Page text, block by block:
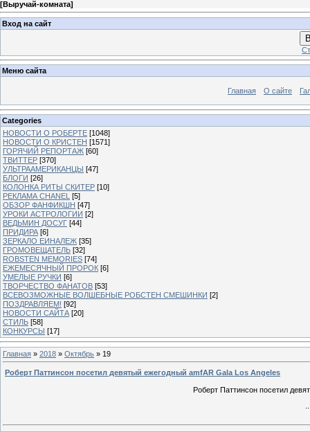
[Выручай-комната]
Вход на сайт
Меню сайта
Главная О сайте
Categories
НОВОСТИ О РОБЕРТЕ [1048]
НОВОСТИ О КРИСТЕН [1571]
ГОРЯЧИЙ РЕПОРТАЖ [60]
ТВИТТЕР [370]
УЛЬТРААМЕРИКАНЦЫ [47]
БЛОГИ [26]
КОЛОНКА РИТЫ СКИТЕР [10]
РЕКЛАМА CHANEL [5]
ОБЗОР ФАНФИКШН [47]
УРОКИ АСТРОЛОГИИ [2]
ВЕДЬМИН ДОСУГ [44]
ПРИДИРА [6]
ЗЕРКАЛО ЕИНАЛЕЖ [35]
ГРОМОВЕЩАТЕЛЬ [32]
ROBSTEN MEMORIES [74]
ЕЖЕМЕСЯЧНЫЙ ПРОРОК [6]
УМЕЛЫЕ РУЧКИ [6]
ТВОРЧЕСТВО ФАНАТОВ [53]
ВСЕВОЗМОЖНЫЕ ВОЛШЕБНЫЕ РОБСТЕН СМЕШИНКИ [2]
ПОЗДРАВЛЯЕМ! [92]
НОВОСТИ САЙТА [20]
СТИЛЬ [58]
КОНКУРСЫ [17]
Главная » 2018 » Октябрь » 19
Роберт Паттинсон посетил девятый ежегодный amfAR Gala Los Angeles
Роберт Паттинсон посетил